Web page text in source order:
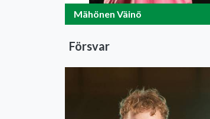
Mähönen Väinö
Försvar